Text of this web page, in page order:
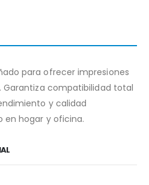
para ofrecer impresiones
Garantiza compatibilidad total
y calidad
en hogar y oficina.